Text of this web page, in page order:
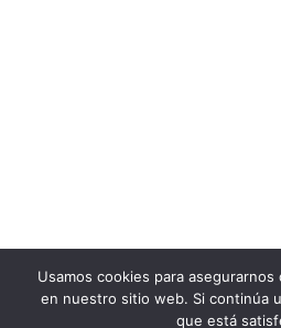
Usamos cookies para
en nuestro sitio web. Si continúa
que está